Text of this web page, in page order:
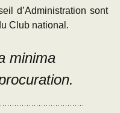
d’Administration sont
Club national.
minima